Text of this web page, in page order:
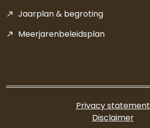
Jaarplan & begroting
Meerjarenbeleidsplan
Privacy statement
Disclaimer